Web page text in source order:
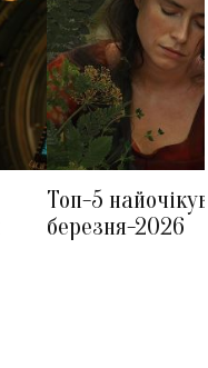
Топ-5
березня-2026